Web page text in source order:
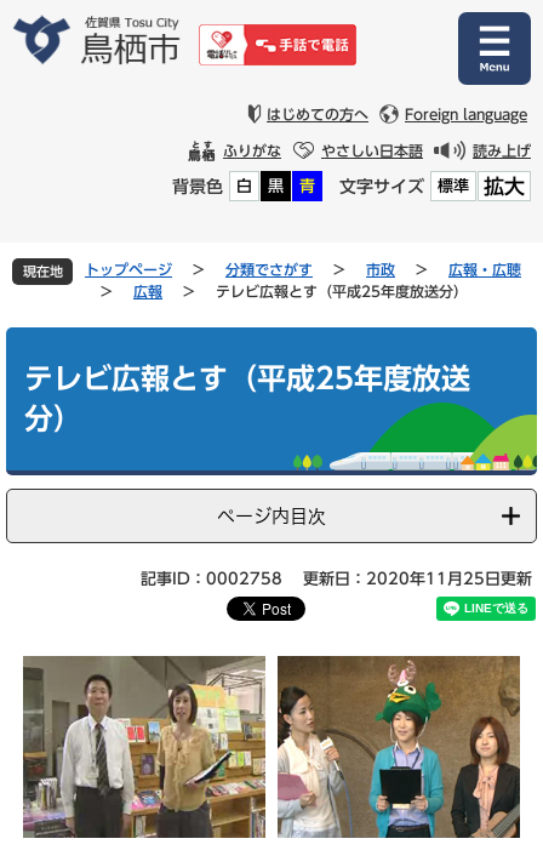
文
はじめての方へ Foreign language
ふりがな やさしい日本語 読み上げ
背景色 白 黒 青 文字サイズ 標準 拡大
現在地 トップページ > 分類でさがす > 市政 >
広報・広聴
>
広報 > テレビ広報とす（平成25年度放送分）
テレビ広報とす（平成25年度放送
分）
ページ内目次
記事ID：0002758 更新日：2020年11月25日更新